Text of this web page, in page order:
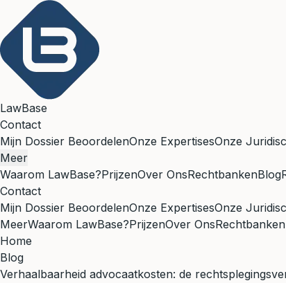
LawBase
Contact
Mijn Dossier BeoordelenOnze ExpertisesOnze
Meer
Waarom LawBase?PrijzenOver OnsRechtbankenBlog
Contact
Mijn Dossier BeoordelenOnze ExpertisesOnze
MeerWaarom LawBase?PrijzenOver OnsRechtbanken
Home
Blog
Verhaalbaarheid advocaatkosten: de